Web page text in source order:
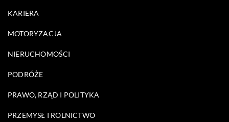
KARIERA
MOTORYZACJA
NIERUCHOMOŚCI
PODRÓŻE
PRAWO, RZĄD I POLITYKA
PRZEMYSŁ I ROLNICTWO